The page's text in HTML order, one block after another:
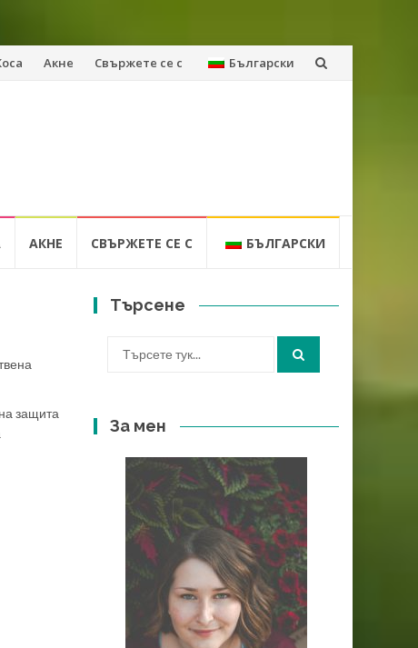
Акне Свържете се с Български
АКНЕ СВЪРЖЕТЕ СЕ С БЪЛГАРСКИ
защита
Търсене
За мен